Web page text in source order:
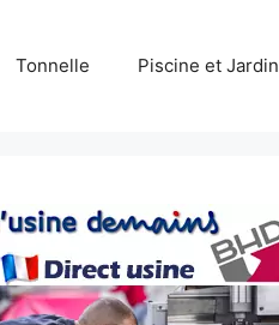
Tonnelle Piscine et Jardin